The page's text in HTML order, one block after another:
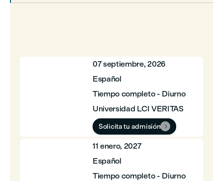
07 septiembre, 2026
Español
Tiempo completo - Diurno
Universidad LCI VERITAS
Solicita tu admisión 
11 enero, 2027
Español
Tiempo completo - Diurno